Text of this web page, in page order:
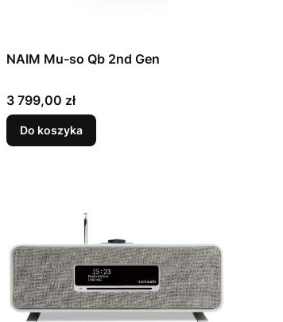
NAIM Mu-so Qb 2nd Gen
Cena
3 799,00 zł
Do koszyka